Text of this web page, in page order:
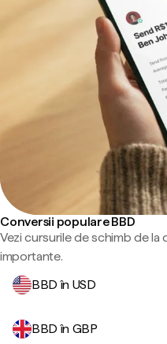
Conversii populare BBD
Vezi cursurile de schimb de la
importante.
BBD în USD
BBD în GBP